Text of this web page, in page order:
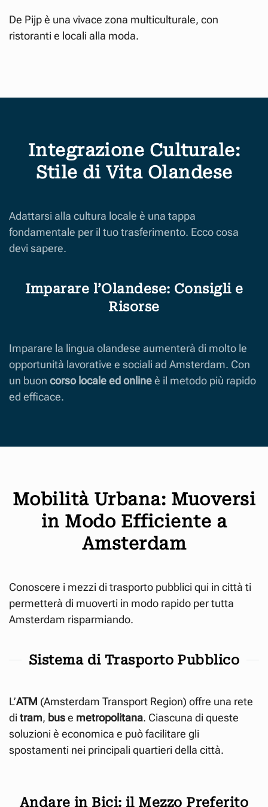
De Pijp è una vivace zona multiculturale, con
ristoranti e locali alla moda.
Integrazione Culturale:
Stile di Vita Olandese
Adattarsi alla cultura locale è una tappa
fondamentale per il tuo trasferimento. Ecco cosa
devi sapere.
Imparare l’Olandese: Consigli e
Risorse
Imparare la lingua olandese aumenterà di molto le
opportunità lavorative e sociali ad Amsterdam. Con
un buon corso locale ed onlineè il metodo più rapido
ed efficace.
Mobilità Urbana: Muoversi
in Modo Efficiente a
Amsterdam
Conoscere i mezzi di trasporto pubblici qui in città ti
permetterà di muoverti in modo rapido per tutta
Amsterdam risparmiando.
Sistema di Trasporto Pubblico
L’ATM (Amsterdam Transport Region) offre una rete
di tram, buse metropolitana. Ciascuna di queste
soluzioni è economica e può facilitare gli
spostamenti nei principali quartieri della città.
Andare in Bici: il Mezzo Preferito